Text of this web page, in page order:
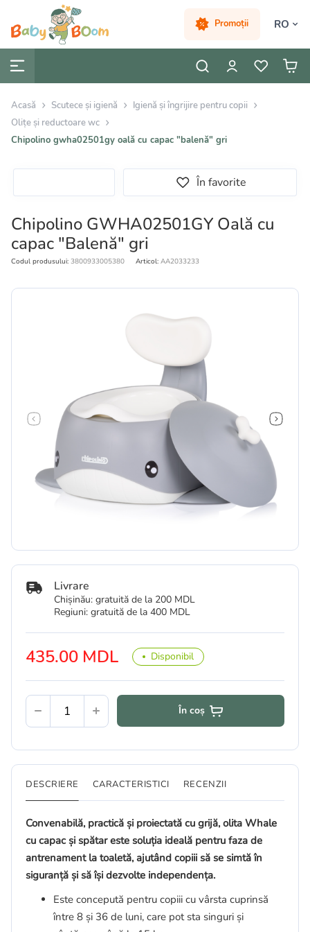
Promoții RO
Acasă Scutece și igienă
Igienă și îngrijire pentru copii
Olițe și reductoare wc
Chipolino gwha02501gy oală cu capac "balenă" gri
În favorite
Chipolino GWHA02501GY Oală cu
capac "Balenă" gri
Codul produsului: 3800933005380 Articol: AA2033233
435.00 MDL Disponibil
Livrare
Chișinău: gratuită de la 200 MDL
Regiuni: gratuită de la 400 MDL
În coș
DESCRIERE CARACTERISTICI RECENZII
Convenabilă, practică și proiectată cu grijă, olita Whale
cu capac și spătar este soluția ideală pentru faza de
antrenament la toaletă, ajutând copiii să se simtă în
siguranță și să își dezvolte independența.
Este concepută pentru copiii cu vârsta cuprinsă
între 8 și 36 de luni, care pot sta singuri și